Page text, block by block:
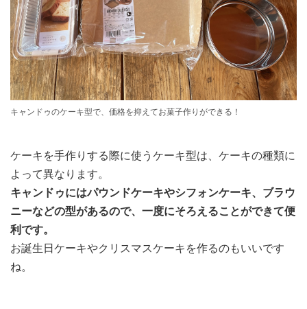
キャンドゥのケーキ型で、価格を抑えてお菓子作りができる！
ケーキを手作りする際に使うケーキ型は、ケーキの種類に
よって異なります。
キャンドゥにはパウンドケーキやシフォンケーキ、ブラウ
ニーなどの型があるので、一度にそろえることができて便
利です。
お誕生日ケーキやクリスマスケーキを作るのもいいです
ね。